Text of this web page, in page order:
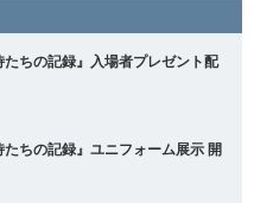
ちの記録』入場者プレゼント配
ちの記録』ユニフォーム展示 開